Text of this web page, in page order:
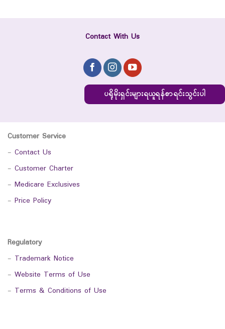
Contact With Us
ပရိုမိုးရှင်းများရယူရန်စာရင်းသွင်းပါ
Customer Service
- Contact Us
- Customer Charter
- Medicare Exclusives
- Price Policy
Regulatory
- Trademark Notice
- Website Terms of Use
- Terms & Conditions of Use